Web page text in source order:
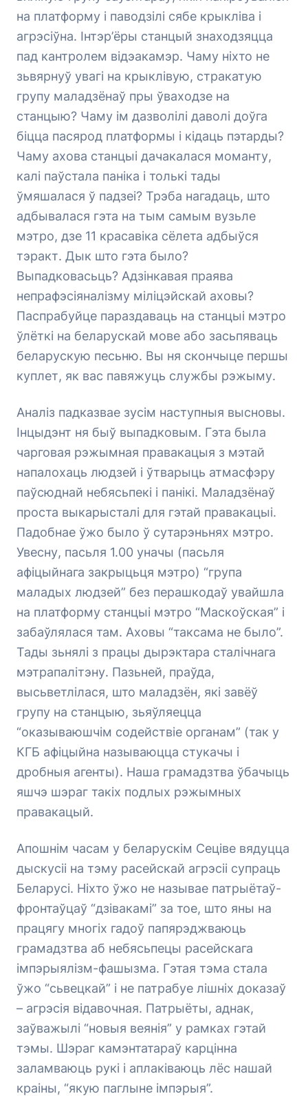
на платформу і паводзілі сябе крыкліва і
агрэсіўна. Інтэр’ёры станцый знаходзяцца
пад кантролем відэакамэр. Чаму ніхто не
зьвярнуў увагі на крыклівую, стракатую
групу маладзёнаў пры ўваходзе на
станцыю? Чаму ім дазволілі даволі доўга
біцца пасярод платформы і кідаць пэтарды?
Чаму ахова станцыі дачакалася моманту,
калі паўстала паніка і толькі тады
ўмяшалася ў падзеі? Трэба нагадаць, што
адбывалася гэта на тым самым вузьле
мэтро, дзе 11 красавіка сёлета адбыўся
тэракт. Дык што гэта было?
Выпадковасьць? Адзінкавая праява
непрафэсіяналізму міліцэйскай аховы?
Паспрабуйце параздаваць на станцыі мэтро
ўлёткі на беларускай мове або засьпяваць
беларускую песьню. Вы ня скончыце першы
куплет, як вас павяжуць службы рэжыму.
Аналіз падказвае зусім наступныя высновы.
Інцыдэнт ня быў выпадковым. Гэта была
чарговая рэжымная правакацыя з мэтай
напалохаць людзей і ўтварыць атмасфэру
паўсюднай небясьпекі і панікі. Маладзёнаў
проста выкарысталі для гэтай правакацыі.
Падобнае ўжо было ў сутарэньнях мэтро.
Увесну, пасьля 1.00 уначы (пасьля
афіцыйнага закрыцьця мэтро) “група
маладых людзей” без перашкодаў увайшла
на платформу станцыі мэтро “Маскоўская” і
забаўлялася там. Аховы “таксама не было”.
Тады зьнялі з працы дырэктара сталічнага
мэтрапалітэну. Пазьней, праўда,
высьветлілася, што маладзён, які завёў
групу на станцыю, зьяўляецца
“оказываюшчім содействіе органам” (так у
КГБ афіцыйна называюцца стукачы і
дробныя агенты). Наша грамадзтва ўбачыць
яшчэ шэраг такіх подлых рэжымных
правакацый.
Апошнім часам у беларускім Сеціве вядуцца
дыскусіі на тэму расейскай агрэсіі супраць
Беларусі. Ніхто ўжо не называе патрыётаў-
фронтаўцаў “дзівакамі” за тое, што яны на
працягу многіх гадоў папярэджваюць
грамадзтва аб небясьпецы расейскага
імпэрыялізм-фашызма. Гэтая тэма стала
ўжо “сьвецкай” і не патрабуе лішніх доказаў
– агрэсія відавочная. Патрыёты, аднак,
заўважылі “новыя веянія” у рамках гэтай
тэмы. Шэраг камэнтатараў карцінна
заламваюць рукі і аплаківаюць лёс нашай
краіны, “якую паглыне імпэрыя”.